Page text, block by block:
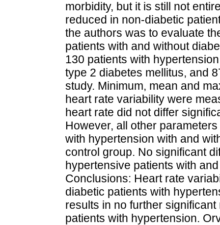
morbidity, but it is still not
reduced in non-diabetic
the authors was to evaluate
patients with and without
130 patients with
type 2 diabetes mellitus, and
study. Minimum, mean and
heart rate variability were
heart rate did not differ
However, all other
with hypertension with and
control group. No significant
hypertensive patients with
Conclusions: Heart rate
diabetic patients with
results in no further
patients with hypertension.